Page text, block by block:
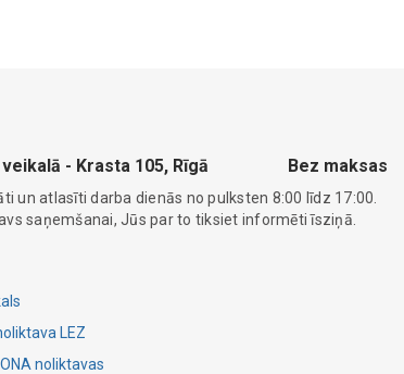
- Krasta 105, Rīgā Bez maksas
un atlasīti darba dienās no pulksten 8:00 līdz 17:00.
saņemšanai, Jūs par to tiksiet informēti īsziņā.
LEZ
noliktavas